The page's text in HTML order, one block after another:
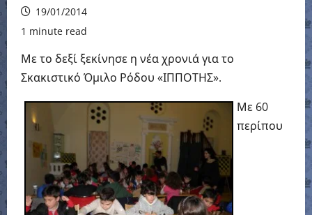
19/01/2014
1 minute read
Με το δεξί ξεκίνησε η νέα χρονιά για το
Σκακιστικό Όμιλο Ρόδου «ΙΠΠΟΤΗΣ».
Με 60
περίπου